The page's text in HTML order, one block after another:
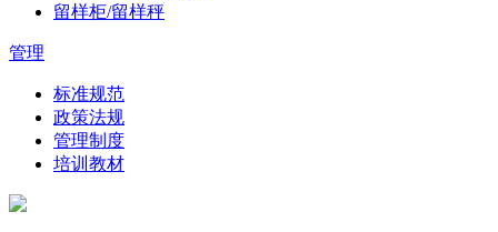
留样柜/留样秤
管理
标准规范
政策法规
管理制度
培训教材